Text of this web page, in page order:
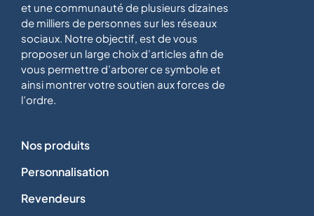
et une communauté de plusieurs dizaines
de milliers de personnes sur les réseaux
sociaux. Notre objectif, est de vous
proposer un large choix d’articles afin de
vous permettre d’arborer ce symbole et
ainsi montrer votre soutien aux forces de
l’ordre.
Nos produits
Personnalisation
Revendeurs